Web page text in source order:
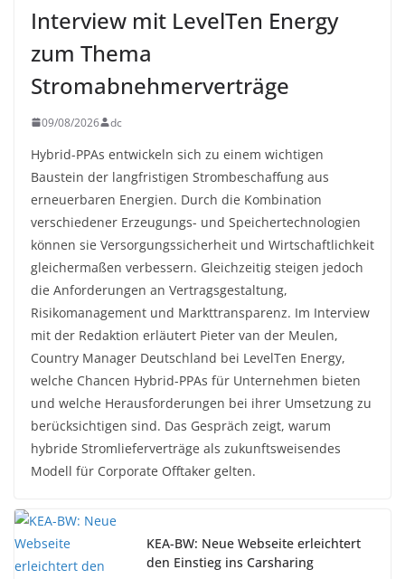
Interview mit LevelTen Energy
zum Thema
Stromabnehmerverträge
09/08/2026 dc
Hybrid-PPAs entwickeln sich zu einem wichtigen
Baustein der langfristigen Strombeschaffung aus
erneuerbaren Energien. Durch die Kombination
verschiedener Erzeugungs- und Speichertechnologien
können sie Versorgungssicherheit und Wirtschaftlichkeit
gleichermaßen verbessern. Gleichzeitig steigen jedoch
die Anforderungen an Vertragsgestaltung,
Risikomanagement und Markttransparenz. Im Interview
mit der Redaktion erläutert Pieter van der Meulen,
Country Manager Deutschland bei LevelTen Energy,
welche Chancen Hybrid-PPAs für Unternehmen bieten
und welche Herausforderungen bei ihrer Umsetzung zu
berücksichtigen sind. Das Gespräch zeigt, warum
hybride Stromlieferverträge als zukunftsweisendes
Modell für Corporate Offtaker gelten.
KEA-BW: Neue Webseite erleichtert
den Einstieg ins Carsharing